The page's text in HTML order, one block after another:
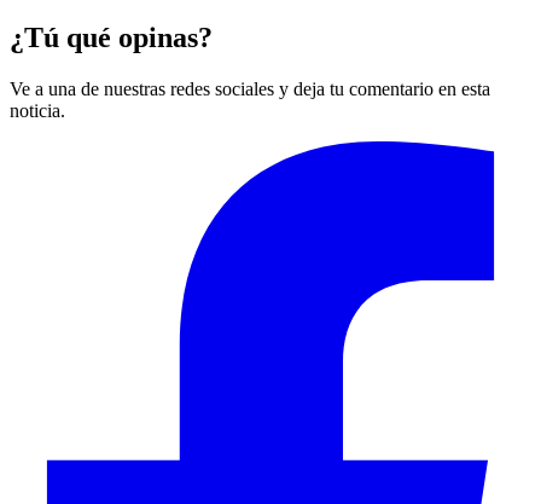
¿Tú qué opinas?
Ve a una de nuestras redes sociales y deja tu comentario en esta
noticia.